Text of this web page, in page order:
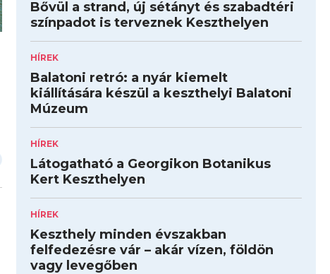
Bővül a strand, új sétányt és szabadtéri
színpadot is terveznek Keszthelyen
HÍREK
Balatoni retró: a nyár kiemelt
kiállítására készül a keszthelyi Balatoni
Múzeum
HÍREK
Látogatható a Georgikon Botanikus
Kert Keszthelyen
HÍREK
Keszthely minden évszakban
felfedezésre vár – akár vízen, földön
vagy levegőben